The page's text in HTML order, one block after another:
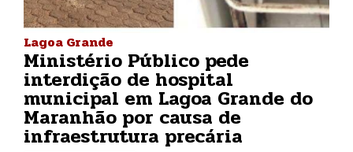
Lagoa Grande
Ministério Público pede
interdição de hospital
municipal em Lagoa Grande do
Maranhão por causa de
infraestrutura precária